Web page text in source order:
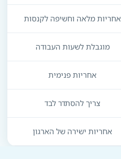
אחריות מלאה וחשיפה לקנסות
מוגבלת לשעות העבודה
אחריות פנימית
צריך להסתדר לבד
אחריות ישירה של הארגון